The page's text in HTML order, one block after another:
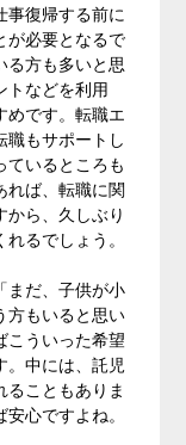
事復帰する前に
が必要となるで
る方も多いと思
トなどを利用
めです。転職エ
職もサポートし
ているところも
れば、転職に関
から、久しぶり
るでしょう。
まだ、子供が小
方もいると思い
こういった希望
。中には、託児
ることもありま
心ですよね。